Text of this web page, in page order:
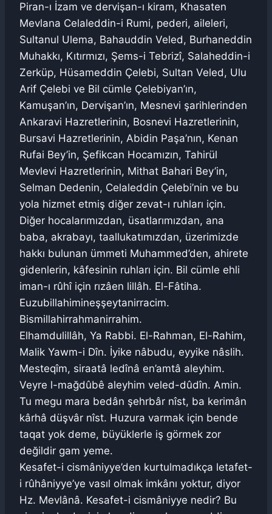
Piran-ı İzam ve dervişan-ı kiram, Khasaten
Mevlana Celaleddin-i Rumi, pederi, aileleri,
Sultanul Ulema, Bahauddin Veled, Burhaneddin
Muhakkı, Kıtırmızı, Şems-i Tebrizî, Salaheddin-i
Zerküp, Hüsameddin Çelebi, Sultan Veled, Ulu
Arif Çelebi ve Bil cümle Çelebiyan’ın,
Kamuşan’ın, Dervişan’ın, Mesnevi şarihlerinden
Ankaravi Hazretlerinin, Bosnevi Hazretlerinin,
Bursavi Hazretlerinin, Abidin Paşa’nın, Kenan
Rufai Bey’in, Şefikcan Hocamızın, Tahirül
Mevlevi Hazretlerinin, Mithat Bahari Bey’in,
Selman Dedenin, Celaleddin Çelebi’nin ve bu
yola hizmet etmiş diğer zevat-ı ruhları için.
Diğer hocalarımızdan, üsatlarımızdan, ana
baba, akrabayı, taallukatımızdan, üzerimizde
hakkı bulunan ümmeti Muhammed’den, ahirete
gidenlerin, kâfesinin ruhları için. Bil cümle ehli
iman-ı rûhî için rızâen lillâh. El-Fâtiha.
Euzubillahimineşşeytanirracim.
Bismillahirrahmanirrahim.
Elhamdulillâh, Ya Rabbi. El-Rahman, El-Rahim,
Malik Yawm-i Dîn. İyike nâbudu, eyyike nâslih.
Mesteqîm, siraatâ ledînâ en’amtâ aleyhim.
Veyre l-mağdûbê aleyhim veled-dûdîn. Amin.
Tu megu mara bedân şehrbâr nîst, ba kerimân
kârhâ düşvâr nîst. Huzura varmak için bende
taqat yok deme, büyüklerle iş görmek zor
değildir gam yeme.
Kesafet-i cismâniyye’den kurtulmadıkça letafet-
i rûhâniyye’ye vasıl olmak imkânı yoktur, diyor
Hz. Mevlânâ. Kesafet-i cismâniyye nedir? Bu